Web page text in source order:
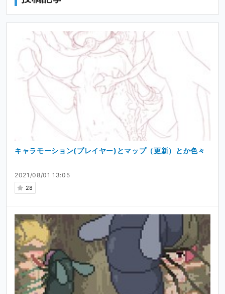
2021/08/01 13:05
28
キャラモーション(プレイヤー)とマップ（更新）とか色々